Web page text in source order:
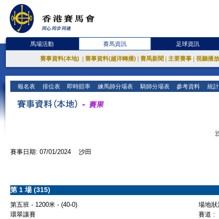
馬場活動 賽馬資訊 足球資訊
賽事資料(本地) 賽事資料(越洋轉播) 賽馬新聞 主要賽事 視聽播
報名表 排位表 即時賠率 練馬師分場表 騎師分場表 參考資料 統
賽事日期: 07/01/2024 沙田
第 1 場 (315)
第五班 - 1200米 - (40-0)
場地
環翠讓賽
賽道 :